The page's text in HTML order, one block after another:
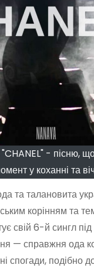
- пісню,
у коханні та
та талановита
корінням та
свій 6-й сингл
— справжня ода
спогади, подібно